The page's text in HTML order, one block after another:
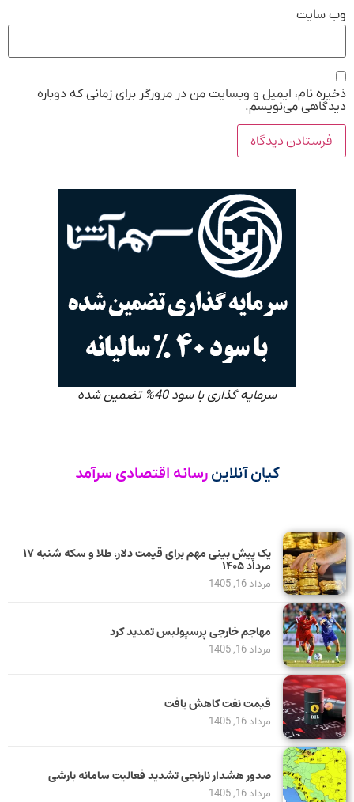
وب‌ سایت
ذخیره نام، ایمیل و وبسایت من در مرورگر برای زمانی که دوباره
دیدگاهی می‌نویسم.
سرمایه گذاری با سود 40% تضمین شده
کیان آنلاین رسانه اقتصادی سرآمد
یک پیش ‌بینی مهم برای قیمت دلار، طلا و سکه شنبه ۱۷
مرداد ۱۴۰۵
مرداد 16, 1405
مهاجم خارجی پرسپولیس تمدید کرد
مرداد 16, 1405
قیمت نفت کاهش یافت
مرداد 16, 1405
صدور هشدار نارنجی تشدید فعالیت سامانه بارشی
مرداد 16, 1405